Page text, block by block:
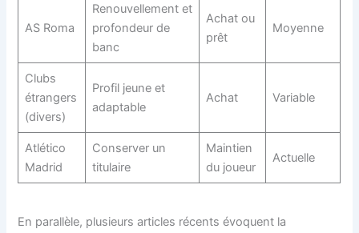
AS Roma
Renouvellement et
profondeur de
banc
Achat ou
prêt
Moyenne
Clubs
étrangers
(divers)
Profil jeune et
adaptable
Achat Variable
Atlético
Madrid
Conserver un
titulaire
Maintien
du joueur
Actuelle
En parallèle, plusieurs articles récents évoquent la